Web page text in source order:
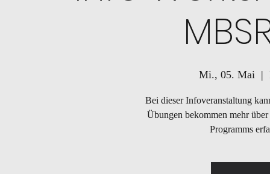
Mi., 05. Mai
  |
Bei dieser Infoveranstaltung
Übungen bekommen mehr
Programms